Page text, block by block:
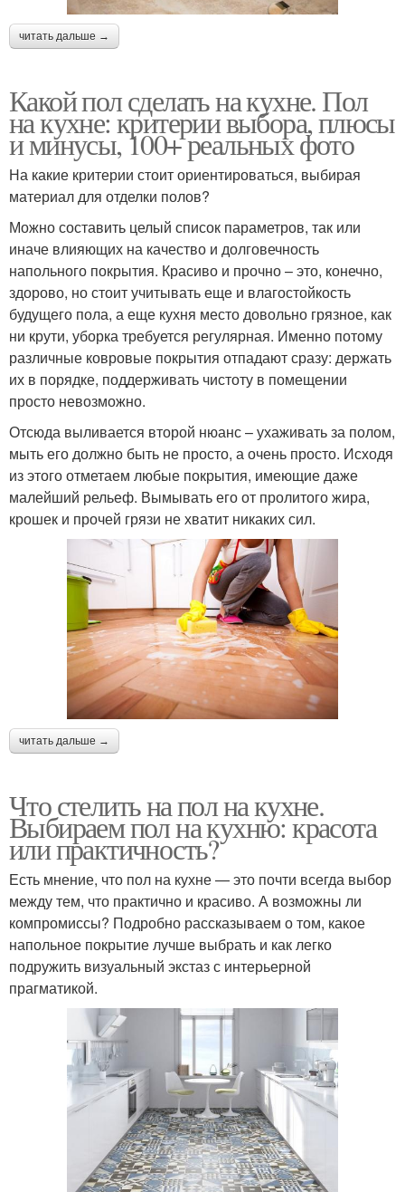
читать дальше →
Какой пол сделать на кухне. Пол
на кухне: критерии выбора, плюсы
и минусы, 100+ реальных фото
На какие критерии стоит ориентироваться, выбирая
материал для отделки полов?
Можно составить целый список параметров, так или
иначе влияющих на качество и долговечность
напольного покрытия. Красиво и прочно – это, конечно,
здорово, но стоит учитывать еще и влагостойкость
будущего пола, а еще кухня место довольно грязное, как
ни крути, уборка требуется регулярная. Именно потому
различные ковровые покрытия отпадают сразу: держать
их в порядке, поддерживать чистоту в помещении
просто невозможно.
Отсюда выливается второй нюанс – ухаживать за полом,
мыть его должно быть не просто, а очень просто. Исходя
из этого отметаем любые покрытия, имеющие даже
малейший рельеф. Вымывать его от пролитого жира,
крошек и прочей грязи не хватит никаких сил.
читать дальше →
Что стелить на пол на кухне.
Выбираем пол на кухню: красота
или практичность?
Есть мнение, что пол на кухне — это почти всегда выбор
между тем, что практично и красиво. А возможны ли
компромиссы? Подробно рассказываем о том, какое
напольное покрытие лучше выбрать и как легко
подружить визуальный экстаз с интерьерной
прагматикой.